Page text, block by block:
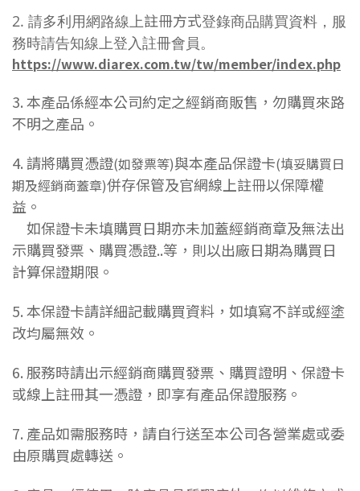
2. 請多利用網路線上註冊方式登錄商品購買資料，服
務時請告知線上登入註冊會員。
https://www.diarex.com.tw/tw/member/index.php
3. 本產品係經本公司約定之經銷商販售，勿購買來路
不明之產品。
4. 請將購買憑證(如發票等)與本產品保證卡(填妥購買日
期及經銷商蓋章)併存保管及官網線上註冊以保障權
益。
如保證卡未填購買日期亦未加蓋經銷商章及無法出
示購買發票、購買憑證..等，則以出廠日期為購買日
計算保證期限。
5. 本保證卡請詳細記載購買資料，如填寫不詳或經塗
改均屬無效。
6. 服務時請出示經銷商購買發票、購買證明、保證卡
或線上註冊其一憑證，即享有產品保證服務。
7. 產品如需服務時，請自行送至本公司各營業處或委
由原購買處轉送。